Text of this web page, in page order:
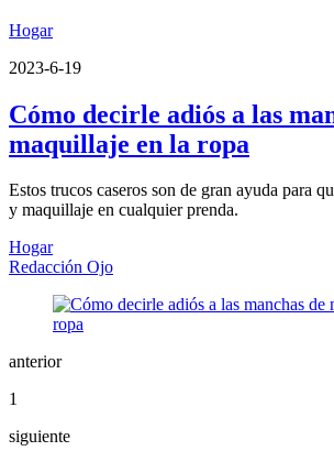
Hogar
2023-6-19
Cómo decirle adiós a las
maquillaje en la ropa
Estos trucos caseros son de gran ayuda para
y maquillaje en cualquier prenda.
Hogar
Redacción Ojo
anterior
1
siguiente